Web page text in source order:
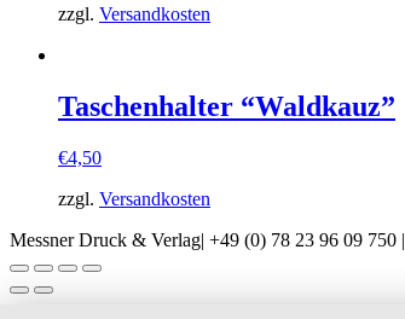
zzgl. Versandkosten
Taschenhalter “Waldkauz”
€4,50
zzgl. Versandkosten
Messner Druck & Verlag| +49 (0) 78 23 96 09 750 |